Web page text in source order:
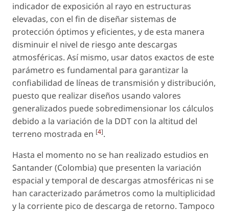
indicador de exposición al rayo en estructuras
elevadas, con el fin de diseñar sistemas de
protección óptimos y eficientes, y de esta manera
disminuir el nivel de riesgo ante descargas
atmosféricas. Así mismo, usar datos exactos de este
parámetro es fundamental para garantizar la
confiabilidad de líneas de transmisión y distribución,
puesto que realizar diseños usando valores
generalizados puede sobredimensionar los cálculos
debido a la variación de la DDT con la altitud del
terreno mostrada en [4].
Hasta el momento no se han realizado estudios en
Santander (Colombia) que presenten la variación
espacial y temporal de descargas atmosféricas ni se
han caracterizado parámetros como la multiplicidad
y la corriente pico de descarga de retorno. Tampoco